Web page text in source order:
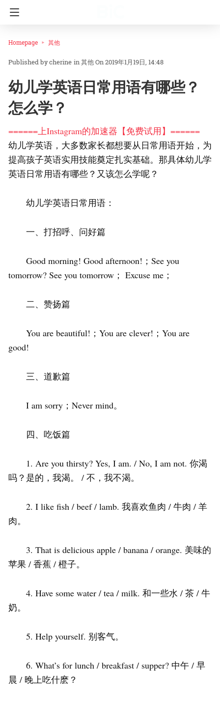
Homepage 其他
cherine in其他On 2019年1月19日, 14:48
幼儿学英语日常用语有哪些？
怎么学？
======上Instagram的加速器【免费试用】======
幼儿学英语，大多数家长都想要从日常用语开始，为
提高孩子英语实用技能奠定扎实基础。那具体幼儿学
英语日常用语有哪些？又该怎么学呢？
幼儿学英语日常用语：
一、打招呼、问好篇
Good morning! Good afternoon!；See you
tomorrow? See you tomorrow； Excuse me；
二、赞扬篇
You are beautiful!；You are clever!；You are
good!
三、道歉篇
I am sorry；Never mind。
四、吃饭篇
1. Are you thirsty? Yes, I am. / No, I am not. 你渴
吗？是的，我渴。 / 不，我不渴。
2. I like fish / beef / lamb. 我喜欢鱼肉 / 牛肉 / 羊
肉。
3. That is delicious apple / banana / orange. 美味的
苹果 / 香蕉 / 橙子。
4. Have some water / tea / milk. 和一些水 / 茶 / 牛
奶。
5. Help yourself. 别客气。
6. What’s for lunch / breakfast / supper? 中午 / 早
晨 / 晚上吃什麽？